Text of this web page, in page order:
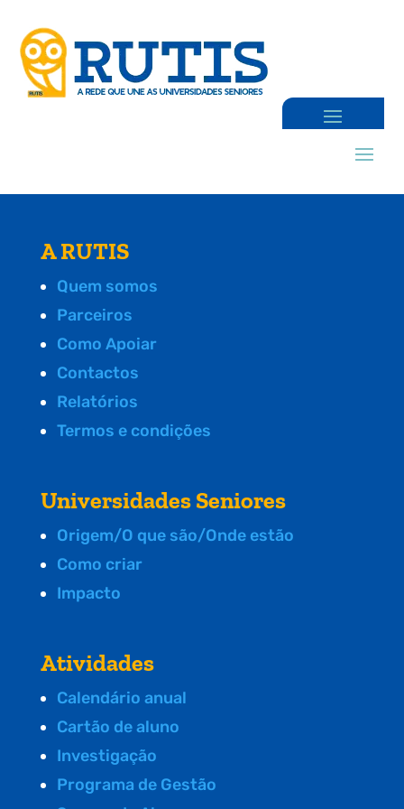
A RUTIS
Quem somos
Parceiros
Como Apoiar
Contactos
Relatórios
Termos e condições
Universidades Seniores
Origem/O que são/Onde estão
Como criar
Impacto
Atividades
Calendário anual
Cartão de aluno
Investigação
Programa de Gestão